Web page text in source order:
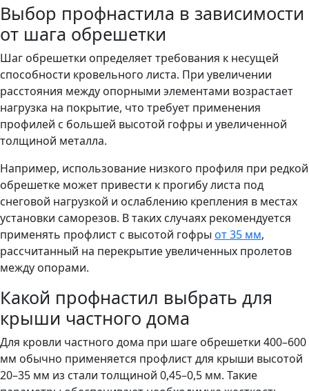
Выбор профнастила в зависимости
от шага обрешетки
Шаг обрешетки определяет требования к несущей
способности кровельного листа. При увеличении
расстояния между опорными элементами возрастает
нагрузка на покрытие, что требует применения
профилей с большей высотой гофры и увеличенной
толщиной металла.
Например, использование низкого профиля при редкой
обрешетке может привести к прогибу листа под
снеговой нагрузкой и ослаблению крепления в местах
установки саморезов. В таких случаях рекомендуется
применять профлист с высотой гофры от 35 мм,
рассчитанный на перекрытие увеличенных пролетов
между опорами.
Какой профнастил выбрать для
крыши частного дома
Для кровли частного дома при шаге обрешетки 400–600
мм обычно применяется профлист для крыши высотой
20–35 мм из стали толщиной 0,45–0,5 мм. Такие